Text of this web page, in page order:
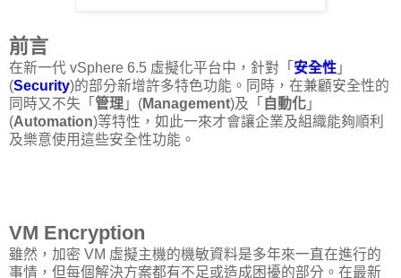
前言
在新一代 vSphere 6.5 虛擬化平台中，針對「 安全性 」
(Security)的部分新增許多特色功能。同時，在兼顧安全性的
同時又不失「 管理 」(Management)及「 自動化 」
(Automation)等特性，如此一來才會讓企業及組織能夠順利
及樂意使用這些安全性功能。
VM Encryption
雖然，加密 VM 虛擬主機的機敏資料是多年來一直在進行的
事情，但每個解決方案都有不足或造成困擾的部分。在最新